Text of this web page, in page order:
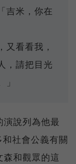
吉米，你在
又看看我，
，請把目光
說列為他最
社會公義有關
和觀眾的這